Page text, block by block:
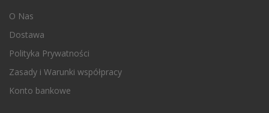
O Nas
Dostawa
Polityka Prywatności
Zasady i Warunki współpracy
Konto bankowe